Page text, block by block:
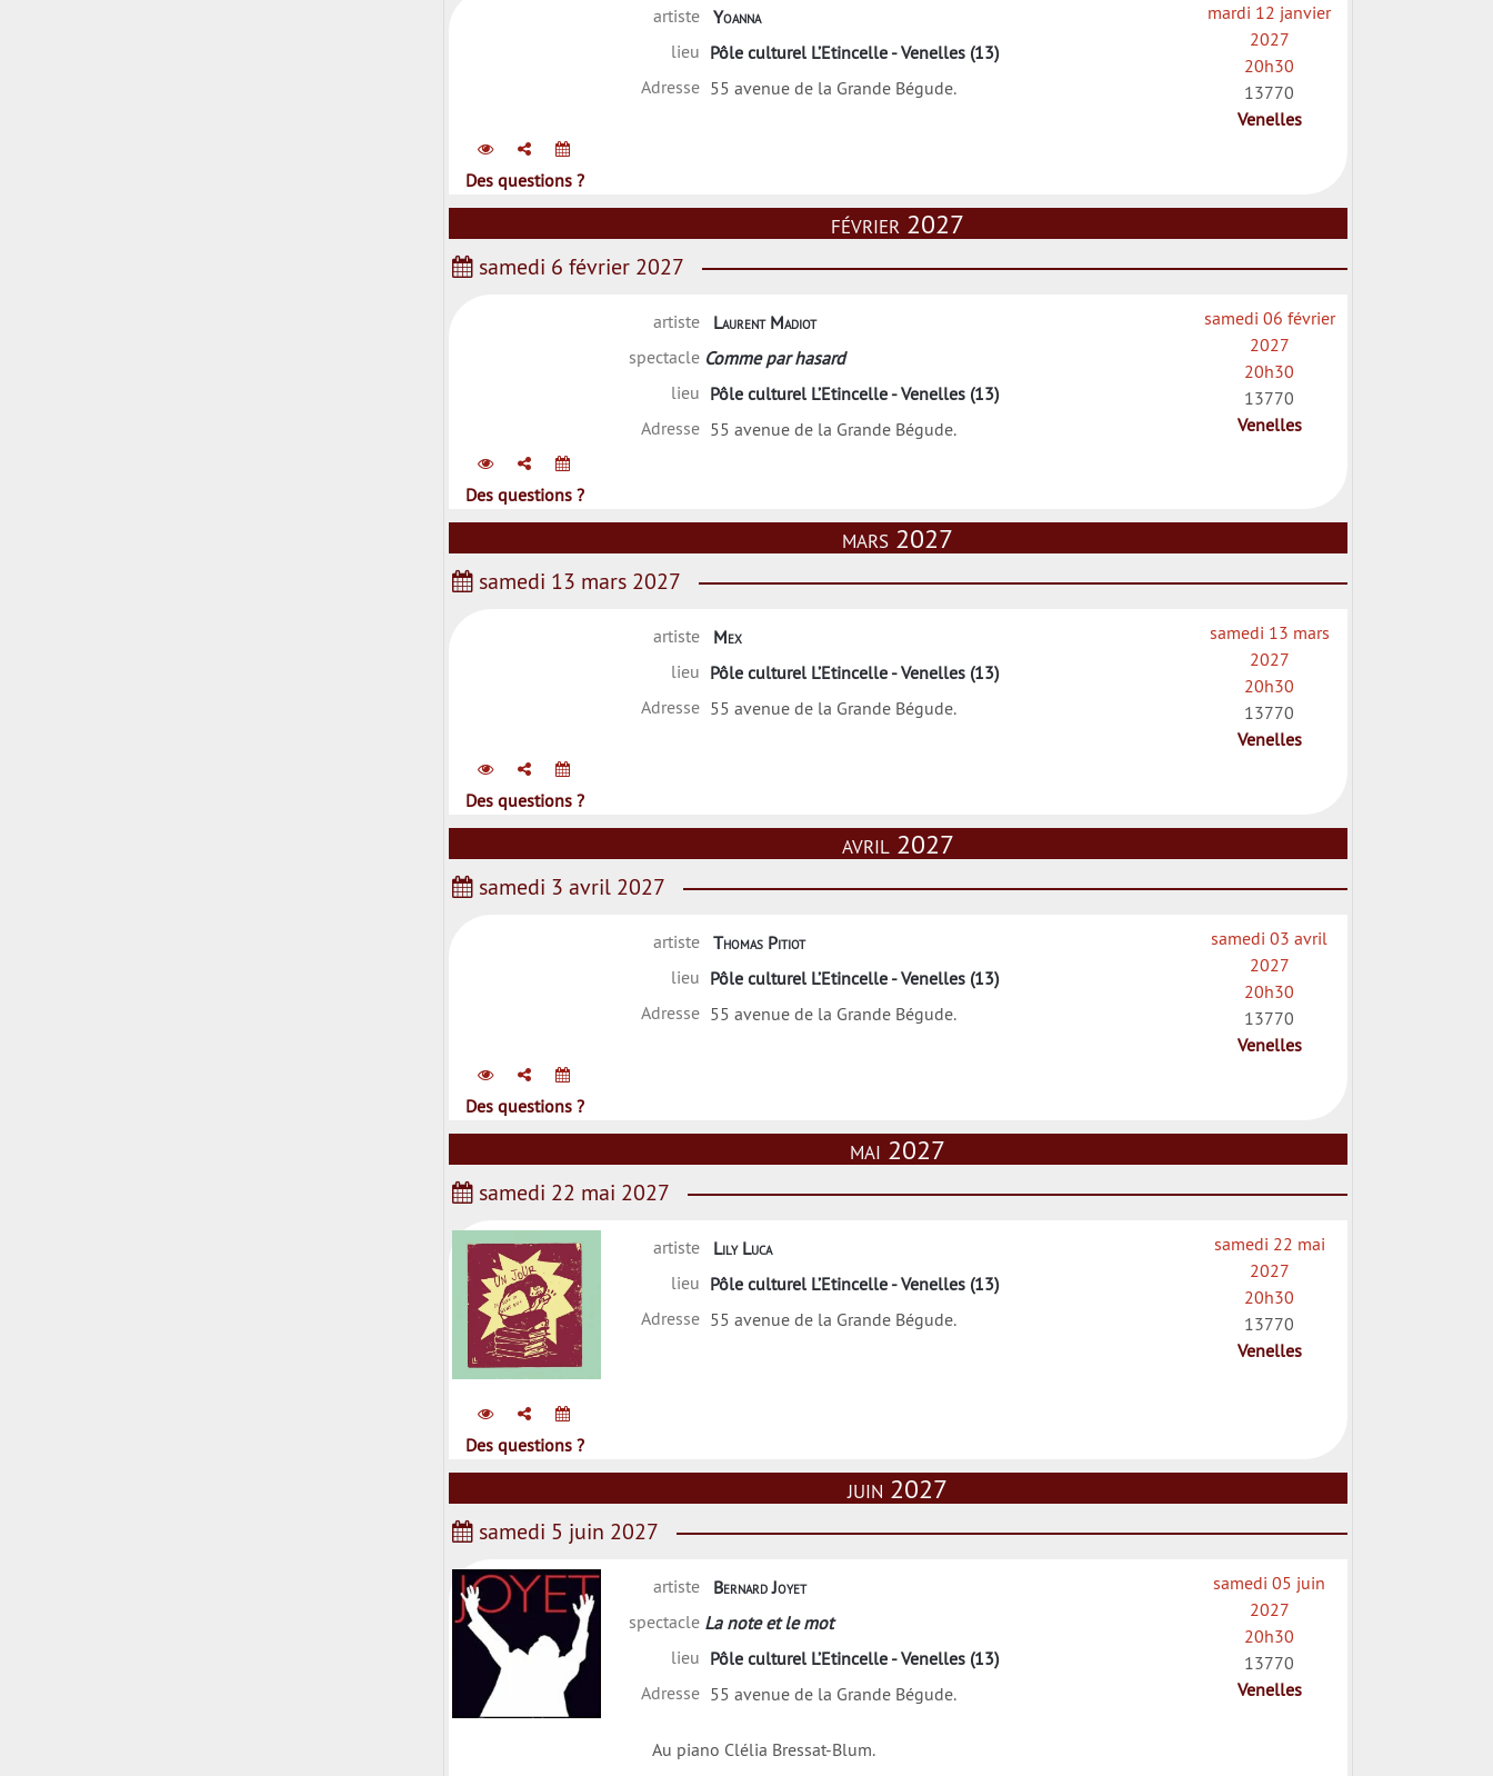
artiste
Yoanna
lieu Pôle culturel L’Etincelle - Venelles (13)
Adresse 55 avenue de la Grande Bégude.
mardi 12 janvier
2027
20h30
13770
Venelles
Des questions ?
février 2027
samedi 6 février 2027
artiste
Laurent Madiot
spectacle Comme par hasard
lieu Pôle culturel L’Etincelle - Venelles (13)
Adresse 55 avenue de la Grande Bégude.
samedi 06 février
2027
20h30
13770
Venelles
Des questions ?
mars 2027
samedi 13 mars 2027
artiste
Mex
lieu Pôle culturel L’Etincelle - Venelles (13)
Adresse 55 avenue de la Grande Bégude.
samedi 13 mars
2027
20h30
13770
Venelles
Des questions ?
avril 2027
samedi 3 avril 2027
artiste
Thomas Pitiot
lieu Pôle culturel L’Etincelle - Venelles (13)
Adresse 55 avenue de la Grande Bégude.
samedi 03 avril
2027
20h30
13770
Venelles
Des questions ?
mai 2027
samedi 22 mai 2027
Lily Luca
artiste
Lily Luca
lieu Pôle culturel L’Etincelle - Venelles (13)
Adresse 55 avenue de la Grande Bégude.
samedi 22 mai
2027
20h30
13770
Venelles
Des questions ?
juin 2027
samedi 5 juin 2027
Bernard Joyet
artiste
Bernard Joyet
spectacle La note et le mot
lieu Pôle culturel L’Etincelle - Venelles (13)
Adresse 55 avenue de la Grande Bégude.
samedi 05 juin
2027
20h30
13770
Venelles
Au piano Clélia Bressat-Blum.